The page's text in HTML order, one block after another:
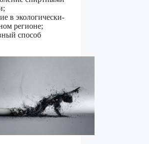
в экологически-
регионе;
способ